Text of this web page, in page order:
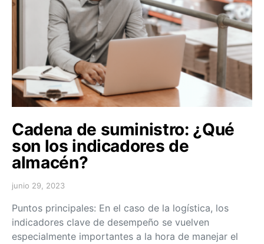
Cadena de suministro: ¿Qué
son los indicadores de
almacén?
junio 29, 2023
Puntos principales: En el caso de la logística, los
indicadores clave de desempeño se vuelven
especialmente importantes a la hora de manejar el